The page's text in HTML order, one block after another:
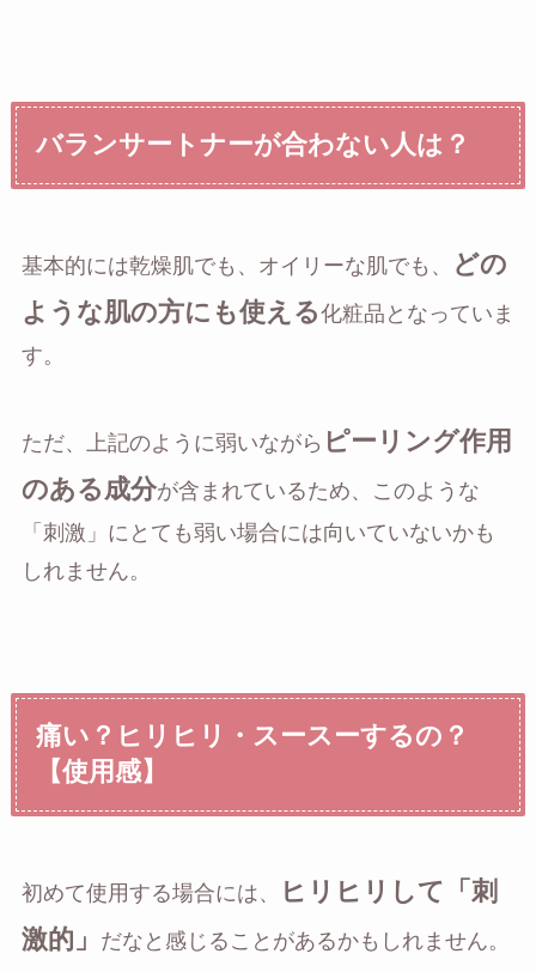
バランサートナーが合わない人は？
基本的には乾燥肌でも、オイリーな肌でも、
どの
ような肌の方にも使える化粧品となっていま
す。
ただ、上記のように弱いながら ピーリング作用
のある成分が含まれているため、このような
「刺激」にとても弱い場合には向いていないかも
しれません。
痛い？ヒリヒリ・スースーするの？
【使用感】
初めて使用する場合には、
ヒリヒリして「刺
激的」
だなと感じることがあるかもしれません。